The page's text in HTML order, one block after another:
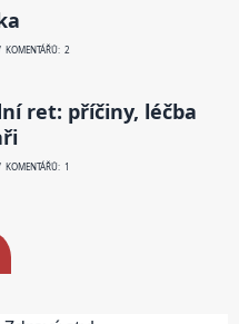
KOMENTÁŘŮ: 2
ret: příčiny, léčba
KOMENTÁŘŮ: 1